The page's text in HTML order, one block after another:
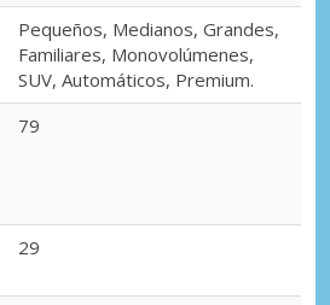
Pequeños, Medianos, Grandes,
Familiares, Monovolúmenes,
SUV, Automáticos, Premium.
79
29